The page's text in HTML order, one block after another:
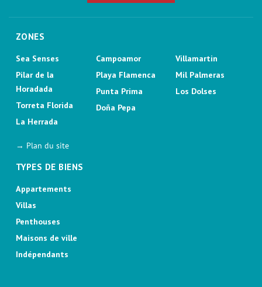
ZONES
Sea Senses
Pilar de la
Horadada
Torreta Florida
La Herrada
Campoamor
Playa Flamenca
Punta Prima
Doña Pepa
Villamartin
Mil Palmeras
Los Dolses
→ Plan du site
TYPES DE BIENS
Appartements
Villas
Penthouses
Maisons de ville
Indépendants